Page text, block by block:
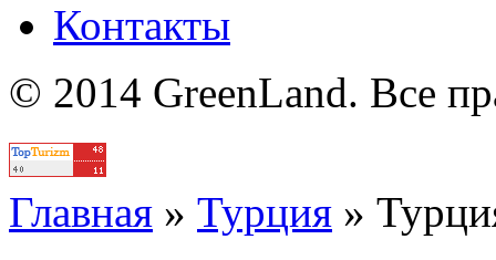
Контакты
© 2014 GreenLand. Все
Главная » Турция »